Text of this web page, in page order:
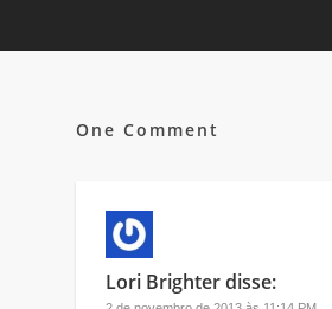
One Comment
Lori Brighterdisse: